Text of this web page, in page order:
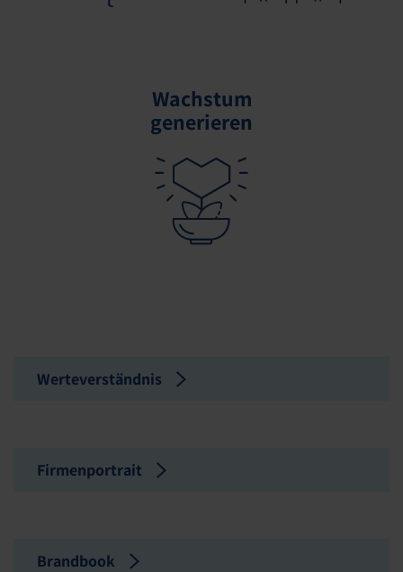
Wachstum
generieren
Werteverständnis
Firmenportrait
Brandbook